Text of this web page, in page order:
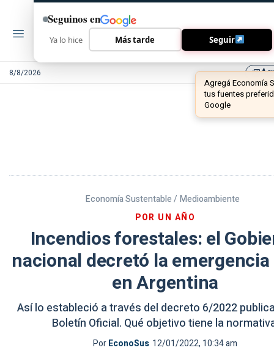
8/8/2026 library_add
Economía Sustentable / Medioambiente
POR UN AÑO
Incendios forestales: el
nacional decretó la
en Argentina
Así lo estableció a través del decreto 6/2022
Boletín Oficial. Qué objetivo tiene la
PorEconoSus 12/01/2022, 10:34 am
Seguinos en
Ya lo hice Más tarde Seguir